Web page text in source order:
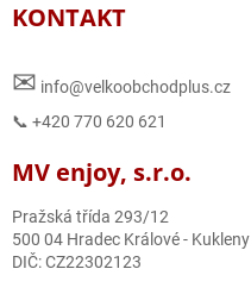
KONTAKT
✉ info@velkoobchodplus.cz
📞 +420 770 620 621
MV enjoy, s.r.o.
Pražská třída 293/12
500 04 Hradec Králové - Kukleny
DIČ: CZ22302123